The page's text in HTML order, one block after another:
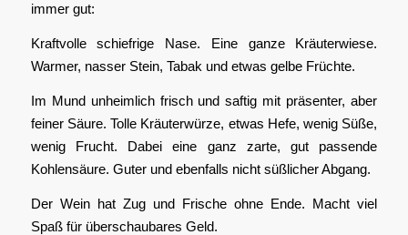
immer gut:
Kraftvolle schiefrige Nase. Eine ganze Kräuterwiese.
Warmer, nasser Stein, Tabak und etwas gelbe Früchte.
Im Mund unheimlich frisch und saftig mit präsenter, aber
feiner Säure. Tolle Kräuterwürze, etwas Hefe, wenig Süße,
wenig Frucht. Dabei eine ganz zarte, gut passende
Kohlensäure. Guter und ebenfalls nicht süßlicher Abgang.
Der Wein hat Zug und Frische ohne Ende. Macht viel
Spaß für überschaubares Geld.